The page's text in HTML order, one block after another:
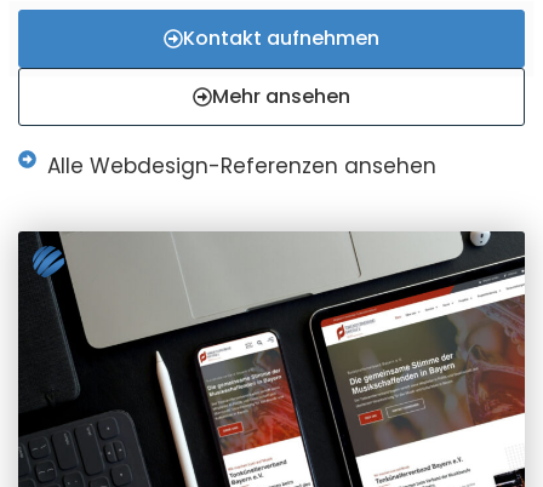
Kontakt aufnehmen
Mehr ansehen
Alle Webdesign-Referenzen ansehen